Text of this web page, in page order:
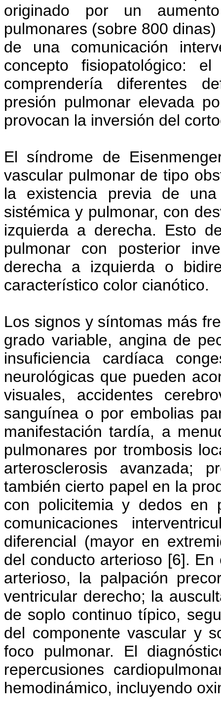
originado por un
pulmonares (sobre 800
de una comunicación
concepto fisiopatológico:
comprendería diferentes
presión pulmonar elevada
provocan la inversión del
El síndrome de
vascular pulmonar de tipo
la existencia previa de
sistémica y pulmonar, con
izquierda a derecha. Esto
pulmonar con posterior
derecha a izquierda o
característico color cianótico.
Los signos y síntomas más
grado variable, angina de
insuficiencia cardíaca
neurológicas que pueden
visuales, accidentes
sanguínea o por embolias
manifestación tardía, a
pulmonares por trombosis
arterosclerosis avanzada;
también cierto papel en la
con policitemia y dedos en
comunicaciones
diferencial (mayor en
del conducto arterioso [6].
arterioso, la palpación
ventricular derecho; la
de soplo continuo típico,
del componente vascular y
foco pulmonar. El
repercusiones
hemodinámico, incluyendo